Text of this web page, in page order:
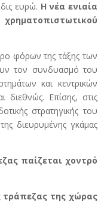
ευρώ. Η νέα ενιαία
φόρων της τάξης των
τον συνδυασμό του
και κεντρικών
διεθνώς. Επίσης, στις
στρατηγικής του
διευρυμένης γκάμας
παίζεται χοντρό
τράπεζας της χώρας